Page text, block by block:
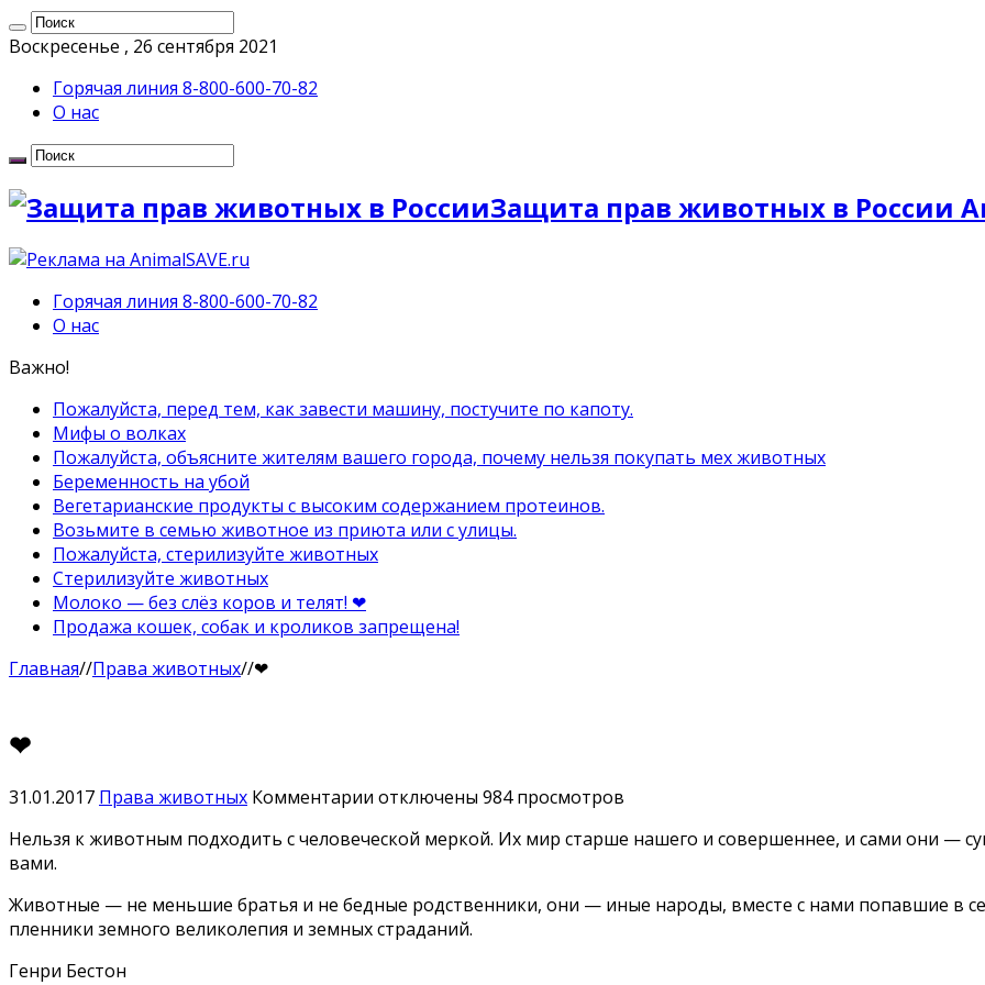
Воскресенье , 26 сентября 2021
Горячая линия 8-800-600-70-82
О нас
Защита прав животных в России
Горячая линия 8-800-600-70-82
О нас
Важно!
Пожалуйста, перед тем, как завести машину, постучите по капоту.
Мифы о волках
Пожалуйста, объясните жителям вашего города, почему нельзя покупать мех животных
Беременность на убой
Вегетарианские продукты с высоким содержанием протеинов.
Возьмите в семью животное из приюта или с улицы.
Пожалуйста, стерилизуйте животных
Стерилизуйте животных
Молоко — без слёз коров и телят! ❤
Продажа кошек, собак и кроликов запрещена!
Главная//Права животных//❤
❤
31.01.2017 Права животных Комментарии к
❤
отключены 984 просмотров
Нельзя к животным подходить с челове­ческой меркой. Их мир старше нашего и совершен­нее, и сами они —
вами.
Животные — не меньшие братья и не бедные родственники, они — иные народы, вместе с нами попавшие в
пленники земного великолепия и земных страданий.
Генри Бестон